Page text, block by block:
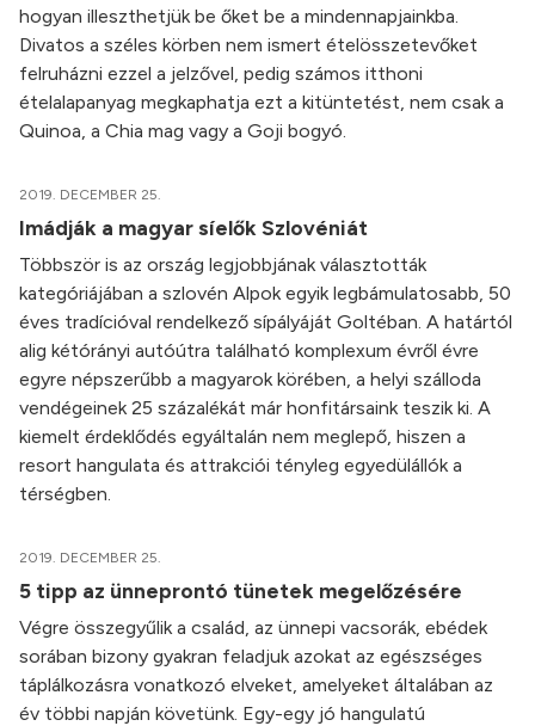
hogyan illeszthetjük be őket be a mindennapjainkba.
Divatos a széles körben nem ismert ételösszetevőket
felruházni ezzel a jelzővel, pedig számos itthoni
ételalapanyag megkaphatja ezt a kitüntetést, nem csak a
Quinoa, a Chia mag vagy a Goji bogyó.
2019. DECEMBER 25.
Imádják a magyar síelők Szlovéniát
Többször is az ország legjobbjának választották
kategóriájában a szlovén Alpok egyik legbámulatosabb, 50
éves tradícióval rendelkező sípályáját Goltéban. A határtól
alig kétórányi autóútra található komplexum évről évre
egyre népszerűbb a magyarok körében, a helyi szálloda
vendégeinek 25 százalékát már honfitársaink teszik ki. A
kiemelt érdeklődés egyáltalán nem meglepő, hiszen a
resort hangulata és attrakciói tényleg egyedülállók a
térségben.
2019. DECEMBER 25.
5 tipp az ünneprontó tünetek megelőzésére
Végre összegyűlik a család, az ünnepi vacsorák, ebédek
sorában bizony gyakran feladjuk azokat az egészséges
táplálkozásra vonatkozó elveket, amelyeket általában az
év többi napján követünk. Egy-egy jó hangulatú